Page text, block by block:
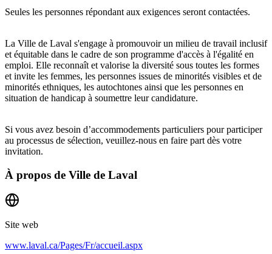
Seules les personnes répondant aux exigences seront contactées.
La Ville de Laval s'engage à promouvoir un milieu de travail inclusif
et équitable dans le cadre de son programme d'accès à l'égalité en
emploi. Elle reconnaît et valorise la diversité sous toutes les formes
et invite les femmes, les personnes issues de minorités visibles et de
minorités ethniques, les autochtones ainsi que les personnes en
situation de handicap à soumettre leur candidature.
Si vous avez besoin d’accommodements particuliers pour participer
au processus de sélection, veuillez-nous en faire part dès votre
invitation.
À propos de Ville de Laval
Site web
www.laval.ca/Pages/Fr/accueil.aspx